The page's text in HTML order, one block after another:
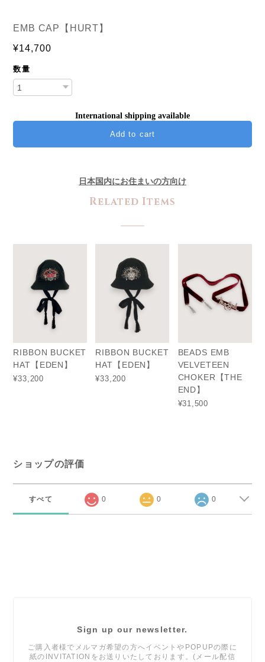
EMB CAP【HURT】
¥14,700
数量
International shipping available
Add to cart
日本国内にお住まいの方向け
Related Items
RIBBON BUCKET
HAT【EDEN】
¥33,200
RIBBON BUCKET
HAT【EDEN】
¥33,200
BEADS EMB
VELVETEEN
CHOKER【THE
END】
¥31,500
ショップの評価
すべて 0 0 0
Sign up our newsletter.
ご購入者様でメルマガ希望の方へイベントやPOPUPの際に
紙のINVITATIONをお送りいたしております。(メール配信